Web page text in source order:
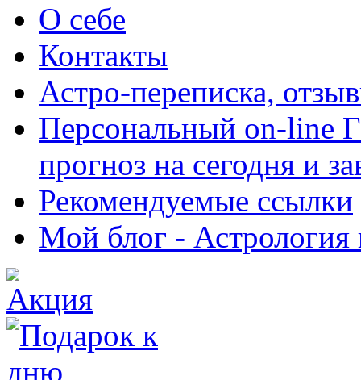
О себе
Контакты
Астро-переписка,
Персональный on-
прогноз на сегодня и
Рекомендуемые ссылки
Мой блог - Астрология